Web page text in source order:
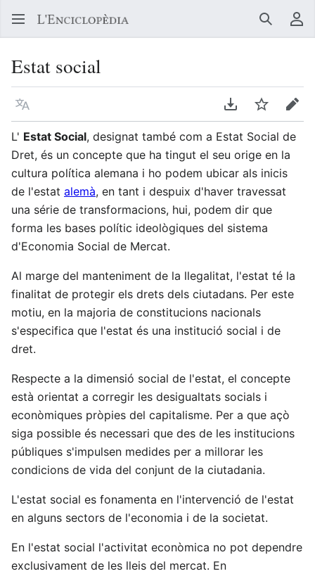
Buscar
Estat social
Llegir en un atre idioma Descarregar en
Vigilar
L' Estat Social, designat també com a Estat Social de
Dret, és un concepte que ha tingut el seu orige en la
cultura política alemana i ho podem ubicar als inicis
de l'estat alemà, en tant i despuix d'haver travessat
una série de transformacions, hui, podem dir que
forma les bases polític ideològiques del sistema
d'Economia Social de Mercat.
Al marge del manteniment de la llegalitat, l'estat té la
finalitat de protegir els drets dels ciutadans. Per este
motiu, en la majoria de constitucions nacionals
s'especifica que l'estat és una institució social i de
dret.
Respecte a la dimensió social de l'estat, el concepte
està orientat a corregir les desigualtats socials i
econòmiques pròpies del capitalisme. Per a que açò
siga possible és necessari que des de les institucions
públiques s'impulsen medides per a millorar les
condicions de vida del conjunt de la ciutadania.
L'estat social es fonamenta en l'intervenció de l'estat
en alguns sectors de l'economia i de la societat.
En l'estat social l'activitat econòmica no pot dependre
exclusivament de les lleis del mercat. En